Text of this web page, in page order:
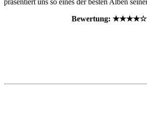
präsentiert uns so eines der besten Alben
Bewertung: ★★★★☆